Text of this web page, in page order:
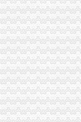
免费注册
1-1免费注册有赞开店_在
qq申请号码免费注册的
免费域名,免费顶级域名,
【优惠升级】学教育网
存100送100【起凡免费